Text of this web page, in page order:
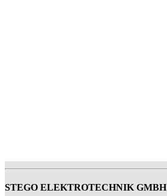
STEGO ELEKTROTECHNIK GMBH